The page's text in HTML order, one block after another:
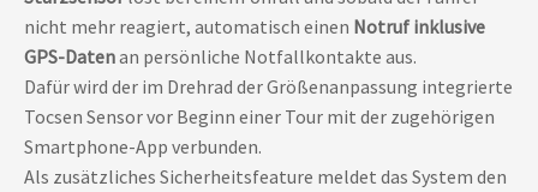
nicht mehr reagiert, automatisch einen Notruf inklusive
GPS-Datenan persönliche Notfallkontakte aus.
Dafür wird der im Drehrad der Größenanpassung integrierte
Tocsen Sensor vor Beginn einer Tour mit der zugehörigen
Smartphone-App verbunden.
Als zusätzliches Sicherheitsfeature meldet das System den